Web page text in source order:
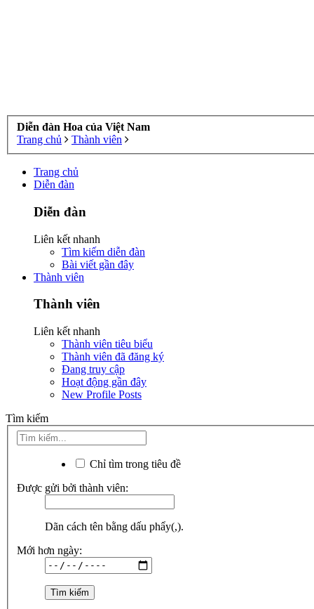
Diễn đàn Hoa của Việt Nam
Trang chủ
Thành viên
Trang chủ
Diễn đàn
Diễn đàn
Liên kết nhanh
Tìm kiếm diễn đàn
Bài viết gần đây
Thành viên
Thành viên
Liên kết nhanh
Thành viên tiêu biểu
Thành viên đã đăng ký
Đang truy cập
Hoạt động gần đây
New Profile Posts
Tìm kiếm
Chỉ tìm trong tiêu đề
Được gửi bởi thành viên:
Dãn cách tên bằng dấu phẩy(,).
Mới hơn ngày: